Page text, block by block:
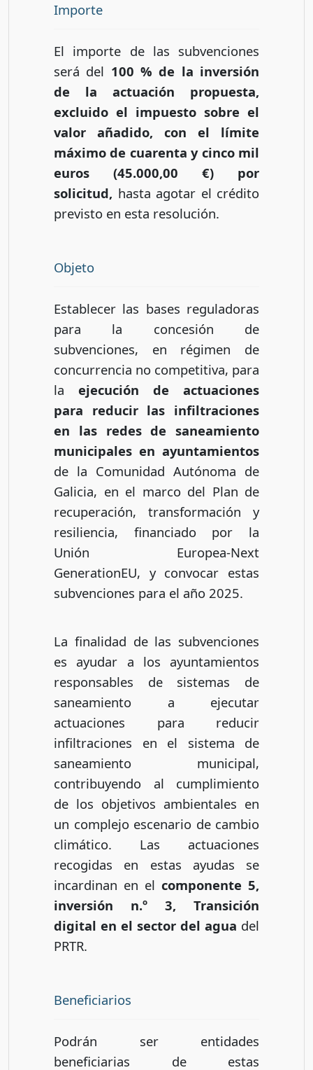
Importe
El importe de las subvenciones
será del 100 % de la inversión
de la actuación propuesta,
excluido el impuesto sobre el
valor añadido, con el límite
máximo de cuarenta y cinco mil
euros (45.000,00 €) por
solicitud, hasta agotar el crédito
previsto en esta resolución.
Objeto
Establecer las bases reguladoras
para la concesión de
subvenciones, en régimen de
concurrencia no competitiva, para
la ejecución de actuaciones
para reducir las infiltraciones
en las redes de saneamiento
municipales en ayuntamientos
de la Comunidad Autónoma de
Galicia, en el marco del Plan de
recuperación, transformación y
resiliencia, financiado por la
Unión Europea-Next
GenerationEU, y convocar estas
subvenciones para el año 2025.
La finalidad de las subvenciones
es ayudar a los ayuntamientos
responsables de sistemas de
saneamiento a ejecutar
actuaciones para reducir
infiltraciones en el sistema de
saneamiento municipal,
contribuyendo al cumplimiento
de los objetivos ambientales en
un complejo escenario de cambio
climático. Las actuaciones
recogidas en estas ayudas se
incardinan en el componente 5,
inversión n.º 3, Transición
digital en el sector del agua del
PRTR.
Beneficiarios
Podrán ser entidades
beneficiarias de estas